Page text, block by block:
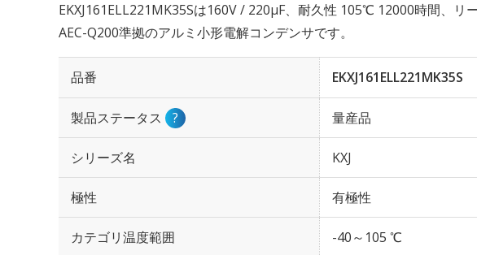
EKXJ161ELL221MK35Sは160V / 220µF、耐久性 105℃ 12000時間、リ
AEC-Q200準拠のアルミ小形電解コンデンサです。
品番 EKXJ161ELL221MK35S
製品ステータス ? 量産品
シリーズ名 KXJ
極性 有極性
カテゴリ温度範囲 -40～105 ℃